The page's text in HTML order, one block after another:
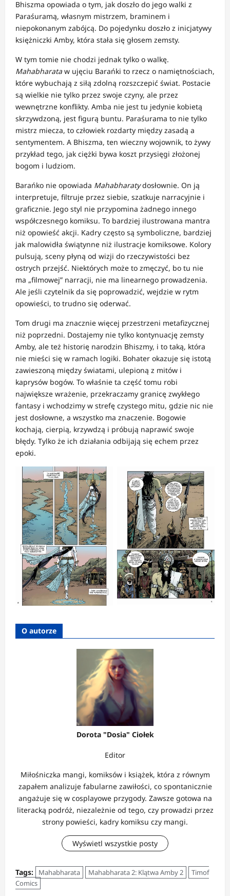
Bhiszma opowiada o tym, jak doszło do jego walki z
Paraśuramą, własnym mistrzem, braminem i
niepokonanym zabójcą. Do pojedynku doszło z inicjatywy
księżniczki Amby, która stała się głosem zemsty.
W tym tomie nie chodzi jednak tylko o walkę.
Mahabharata w ujęciu Barańki to rzecz o namiętnościach,
które wybuchają z siłą zdolną rozszczepić świat. Postacie
są wielkie nie tylko przez swoje czyny, ale przez
wewnętrzne konflikty. Amba nie jest tu jedynie kobietą
skrzywdzoną, jest figurą buntu. Paraśurama to nie tylko
mistrz miecza, to człowiek rozdarty między zasadą a
sentymentem. A Bhiszma, ten wieczny wojownik, to żywy
przykład tego, jak ciężki bywa koszt przysięgi złożonej
bogom i ludziom.
Barańko nie opowiada Mahabharatydosłownie. On ją
interpretuje, filtruje przez siebie, szatkuje narracyjnie i
graficznie. Jego styl nie przypomina żadnego innego
współczesnego komiksu. To bardziej ilustrowana mantra
niż opowieść akcji. Kadry często są symboliczne, bardziej
jak malowidła świątynne niż ilustracje komiksowe. Kolory
pulsują, sceny płyną od wizji do rzeczywistości bez
ostrych przejść. Niektórych może to zmęczyć, bo tu nie
ma „filmowej” narracji, nie ma linearnego prowadzenia.
Ale jeśli czytelnik da się poprowadzić, wejdzie w rytm
opowieści, to trudno się oderwać.
Tom drugi ma znacznie więcej przestrzeni metafizycznej
niż poprzedni. Dostajemy nie tylko kontynuację zemsty
Amby, ale też historię narodzin Bhiszmy, i to taką, która
nie mieści się w ramach logiki. Bohater okazuje się istotą
zawieszoną między światami, ulepioną z mitów i
kaprysów bogów. To właśnie ta część tomu robi
największe wrażenie, przekraczamy granicę zwykłego
fantasy i wchodzimy w strefę czystego mitu, gdzie nic nie
jest dosłowne, a wszystko ma znaczenie. Bogowie
kochają, cierpią, krzywdzą i próbują naprawić swoje
błędy. Tylko że ich działania odbijają się echem przez
epoki.
O autorze
Dorota "Dosia" Ciołek
Editor
Miłośniczka mangi, komiksów i książek, która z równym
zapałem analizuje fabularne zawiłości, co spontanicznie
angażuje się w cosplayowe przygody. Zawsze gotowa na
literacką podróż, niezależnie od tego, czy prowadzi przez
strony powieści, kadry komiksu czy mangi.
Wyświetl wszystkie posty
Tags: Mahabharata Mahabharata 2: Klątwa Amby 2
Timof
Comics